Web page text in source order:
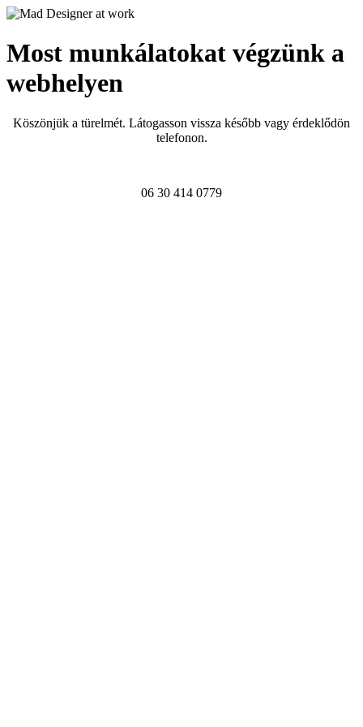
Most munkálatokat végzünk a
webhelyen
Köszönjük a türelmét. Látogasson vissza később vagy érdeklődön
telefonon.
06 30 414 0779